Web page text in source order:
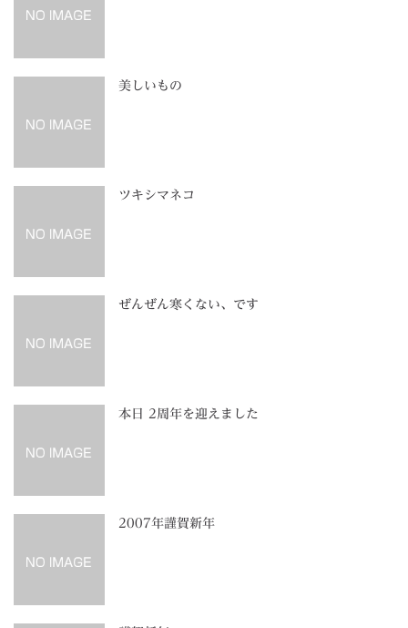
美しいもの
ツキシマネコ
ぜんぜん寒くない、です
本日 2周年を迎えました
2007年謹賀新年